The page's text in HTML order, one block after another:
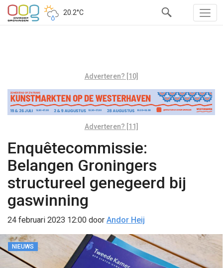
20.2°C
Adverteren? [10]
Adverteren? [11]
Enquêtecommissie:
Belangen Groningers
structureel genegeerd bij
gaswinning
24 februari 2023 12:00 door Andor Heij
NIEUWS